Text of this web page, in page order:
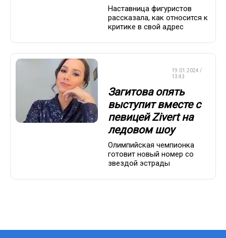
Наставница фигуристов
рассказала, как относится к
критике в свой адрес
19.01.2024 /
13:43
Загитова опять
выступит вместе с
певицей Zivert на
ледовом шоу
Олимпийская чемпионка
готовит новый номер со
звездой эстрады